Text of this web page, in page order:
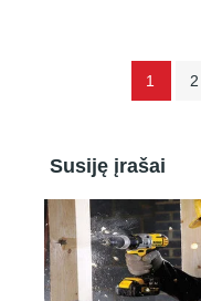
1 2
Susiję įrašai